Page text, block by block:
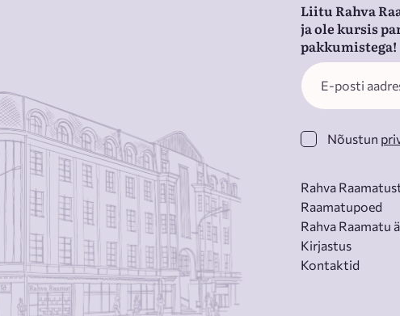
Liitu Rahva
ja ole kursis
pakkumistega!
Nõustun
Rahva
Raamatupoed
Rahva Raamatu
Kirjastus
Kontaktid